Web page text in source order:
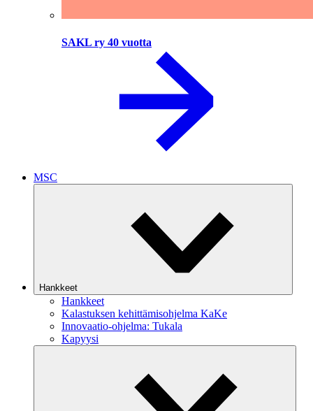
SAKL ry 40 vuotta
MSC
Hankkeet
Hankkeet
Kalastuksen kehittämisohjelma KaKe
Innovaatio-ohjelma: Tukala
Kapyysi